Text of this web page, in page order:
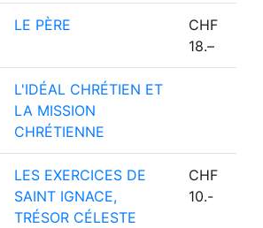
LE PÈRE
CHF
18.–
L'IDÉAL CHRÉTIEN ET
LA MISSION
CHRÉTIENNE
LES EXERCICES DE
SAINT IGNACE,
TRÉSOR CÉLESTE
CHF
10.-